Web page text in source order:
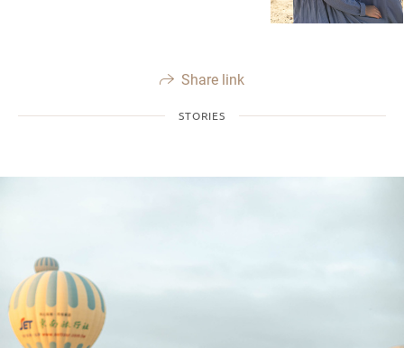
Share link
STORIES